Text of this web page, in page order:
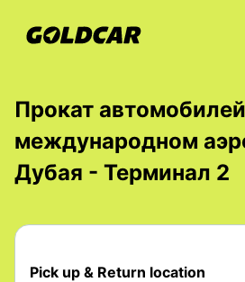
Прокат
международном
Дубая - Терминал 2
Pick up & Return location